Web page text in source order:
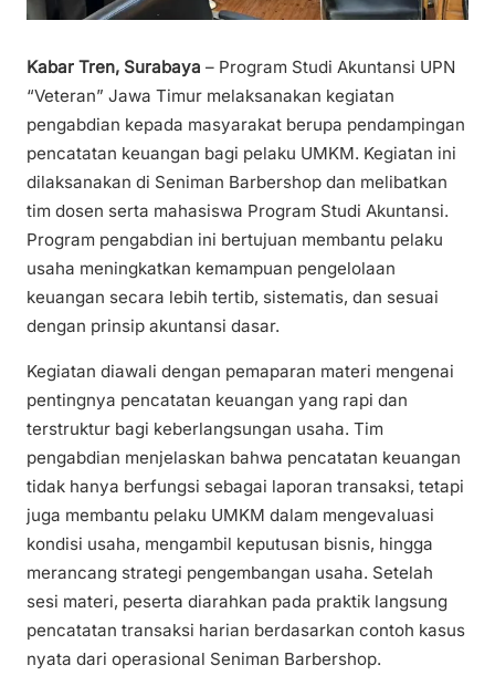
Kabar Tren, Surabaya – Program Studi Akuntansi UPN
“Veteran” Jawa Timur melaksanakan kegiatan
pengabdian kepada masyarakat berupa pendampingan
pencatatan keuangan bagi pelaku UMKM. Kegiatan ini
dilaksanakan di Seniman Barbershop dan melibatkan
tim dosen serta mahasiswa Program Studi Akuntansi.
Program pengabdian ini bertujuan membantu pelaku
usaha meningkatkan kemampuan pengelolaan
keuangan secara lebih tertib, sistematis, dan sesuai
dengan prinsip akuntansi dasar.
Kegiatan diawali dengan pemaparan materi mengenai
pentingnya pencatatan keuangan yang rapi dan
terstruktur bagi keberlangsungan usaha. Tim
pengabdian menjelaskan bahwa pencatatan keuangan
tidak hanya berfungsi sebagai laporan transaksi, tetapi
juga membantu pelaku UMKM dalam mengevaluasi
kondisi usaha, mengambil keputusan bisnis, hingga
merancang strategi pengembangan usaha. Setelah
sesi materi, peserta diarahkan pada praktik langsung
pencatatan transaksi harian berdasarkan contoh kasus
nyata dari operasional Seniman Barbershop.